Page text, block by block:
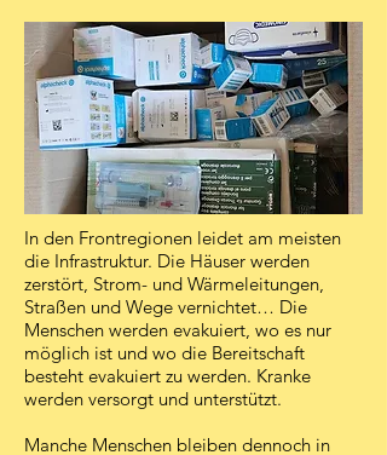
In den Frontregionen leidet am meisten
die Infrastruktur. Die Häuser werden
zerstört, Strom- und Wärmeleitungen,
Straßen und Wege vernichtet… Die
Menschen werden evakuiert, wo es nur
möglich ist und wo die Bereitschaft
besteht evakuiert zu werden. Kranke
werden versorgt und unterstützt.
Manche Menschen bleiben dennoch in